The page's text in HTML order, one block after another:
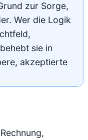
zur Sorge,
Wer die Logik
sie in
akzeptierte